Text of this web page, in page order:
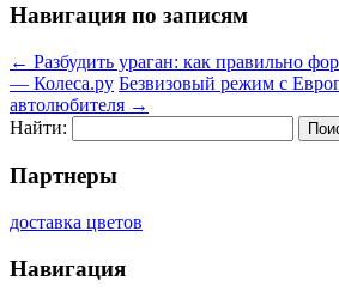
Навигация по записям
← Разбудить ураган: как правильно
— Колеса.ру Безвизовый режим с
автолюбителя →
Найти:
Партнеры
доставка цветов
Навигация